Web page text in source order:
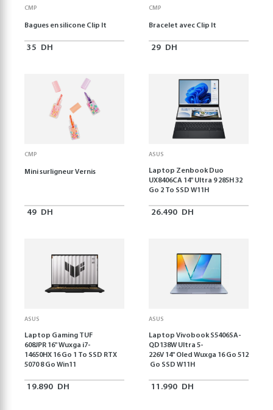
CMP
Bagues en silicone Clip It
35 DH
CMP
Bracelet avec Clip It
29 DH
CMP
Mini surligneur Vernis
49 DH
ASUS
Laptop Zenbook Duo
UX8406CA 14'' Ultra 9 285H 32
Go 2 To SSD W11H
26.490 DH
ASUS
Laptop Gaming TUF
608JPR 16'' Wuxga i7-
14650HX 16 Go 1 To SSD RTX
5070 8 Go Win11
19.890 DH
ASUS
Laptop Vivobook S5406SA-
QD138W Ultra 5-
226V 14" Oled Wuxga 16 Go 512
Go SSD W11H
11.990 DH